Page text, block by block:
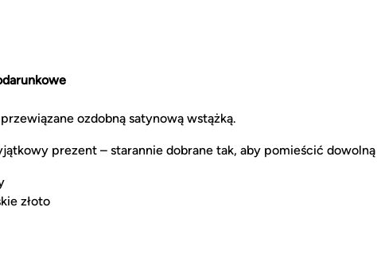
ozdobną satynową wstążką.
prezent – starannie dobrane tak, aby pomieścić
złoto